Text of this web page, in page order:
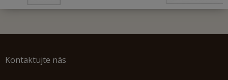
Kontaktujte nás